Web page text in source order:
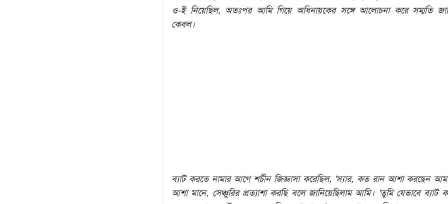
ও-ই নিয়েছিল, অতঃপর আমি গিয়ে অধিনায়কের সঙ্গে আলোচনা করে সম্মতি
কেবল।
ব্যাট করতে নামার আগে শচীন জিজ্ঞাসা করেছিল, 'স্যার, কত রান আশা করছেন
আশা মানে, সেঞ্চুরির প্রত্যাশা করছি বলে জানিয়েছিলাম আমি। 'তুমি যেভাবে ব্যাট